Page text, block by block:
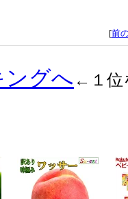
[前
ングへ ←１位